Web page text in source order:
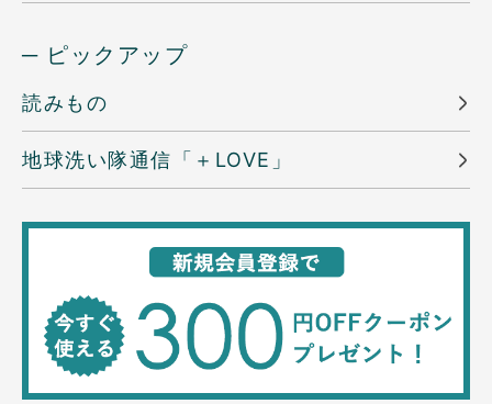
─ ピックアップ
読みもの
地球洗い隊通信「＋LOVE」